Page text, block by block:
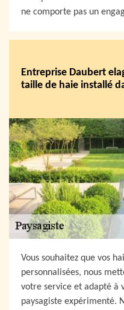
ne comporte pas un
Entreprise Daubert
taille de haie installé
Vous souhaitez que vos
personnalisées, nous
votre service et adapté à
paysagiste expérimenté.